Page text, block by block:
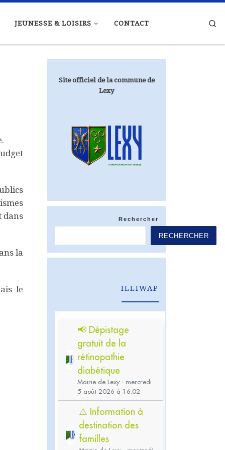
JEUNESSE & LOISIRS CONTACT
dans
la
le
Site officiel de la commune de
Lexy
Rechercher
RECHERCHER
ILLIWAP